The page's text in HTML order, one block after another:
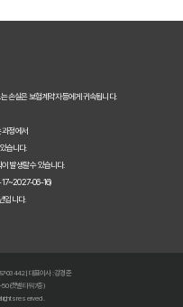
나에게 유리할까? 실속 분석
신 순위와 현명한 선택 가이드
야 할까요? 핵심 기능과 장점 완벽
비교사이트! 내 보험료 줄인 솔직 후
비교사이트 100% 활용 노하우 대방
손실은 보험계약자 등에게 귀속됩니다.
과정에서
습니다.
발생할 수 있습니다.
17~2027-06-16)
입니다.
03442 | 대표이사 : 강경준
(갯벌타워 7층)
rights reserved.